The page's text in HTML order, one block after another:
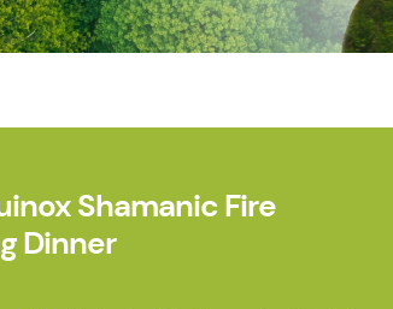
Shamanic Fire
Dinner